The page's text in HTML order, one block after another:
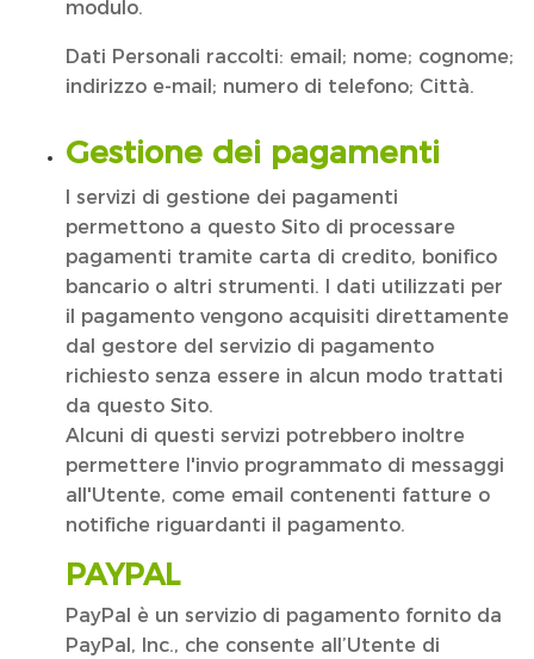
modulo.
Dati Personali raccolti: email; nome; cognome;
indirizzo e-mail; numero di telefono; Città.
Gestione dei pagamenti
I servizi di gestione dei pagamenti
permettono a questo Sito di processare
pagamenti tramite carta di credito, bonifico
bancario o altri strumenti. I dati utilizzati per
il pagamento vengono acquisiti direttamente
dal gestore del servizio di pagamento
richiesto senza essere in alcun modo trattati
da questo Sito.
Alcuni di questi servizi potrebbero inoltre
permettere l'invio programmato di messaggi
all'Utente, come email contenenti fatture o
notifiche riguardanti il pagamento.
PAYPAL
PayPal è un servizio di pagamento fornito da
PayPal, Inc., che consente all’Utente di